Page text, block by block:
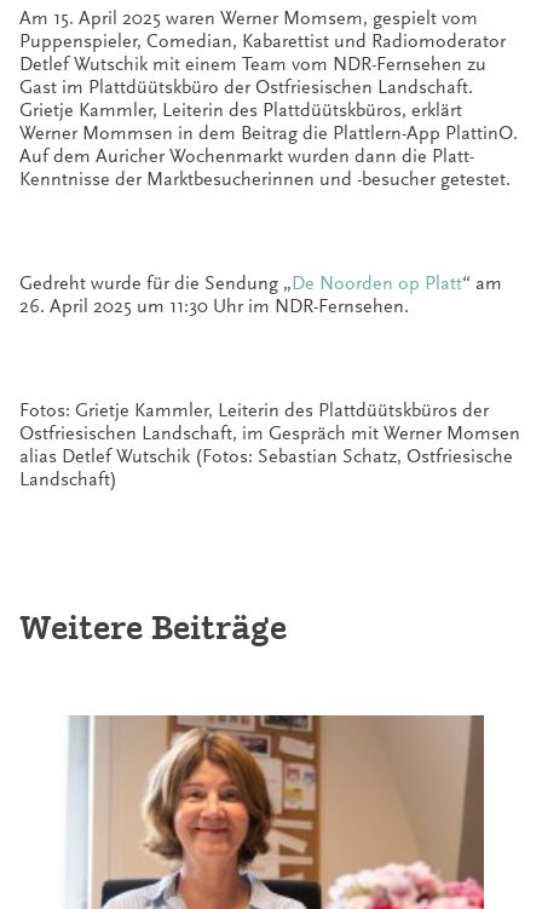
Am 15. April 2025 waren Werner Momsem, gespielt vom
Puppenspieler, Comedian, Kabarettist und Radiomoderator
Detlef Wutschik mit einem Team vom NDR-Fernsehen zu
Gast im Plattdüütskbüro der Ostfriesischen Landschaft.
Grietje Kammler, Leiterin des Plattdüütskbüros, erklärt
Werner Mommsen in dem Beitrag die Plattlern-App PlattinO.
Auf dem Auricher Wochenmarkt wurden dann die Platt-
Kenntnisse der Marktbesucherinnen und -besucher getestet.
Gedreht wurde für die Sendung „De Noorden op Platt“ am
26. April 2025 um 11:30 Uhr im NDR-Fernsehen.
Fotos: Grietje Kammler, Leiterin des Plattdüütskbüros der
Ostfriesischen Landschaft, im Gespräch mit Werner Momsen
alias Detlef Wutschik (Fotos: Sebastian Schatz, Ostfriesische
Landschaft)
Weitere Beiträge